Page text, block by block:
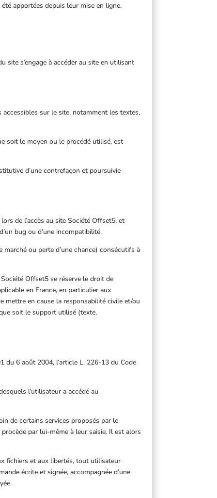
apportées depuis leur mise en ligne.
site s’engage à accéder au site en utilisant
sur le site, notamment les textes,
soit le moyen ou le procédé utilisé, est
d’une contrefaçon et poursuivie
de l’accès au site Société Offset5, et
bug ou d’une incompatibilité.
ou perte d’une chance) consécutifs à
Offset5 se réserve le droit de
en France, en particulier aux
mettre en cause la responsabilité civile et/ou
soit le support utilisé (texte,
du 6 août 2004, l’article L. 226-13 du Code
l’utilisateur a accédé au
de certains services proposés par le
par lui-même à leur saisie. Il est alors
fichiers et aux libertés, tout utilisateur
écrite et signée, accompagnée d’une